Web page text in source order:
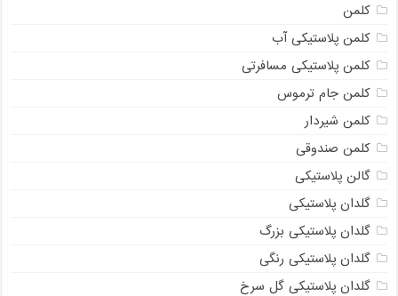
کلمن
کلمن پلاستیکی آب
کلمن پلاستیکی مسافرتی
کلمن جام ترموس
کلمن شیردار
کلمن صندوقی
گالن پلاستیکی
گلدان پلاستیکی
گلدان پلاستیکی بزرگ
گلدان پلاستیکی رنگی
گلدان پلاستیکی گل سرخ